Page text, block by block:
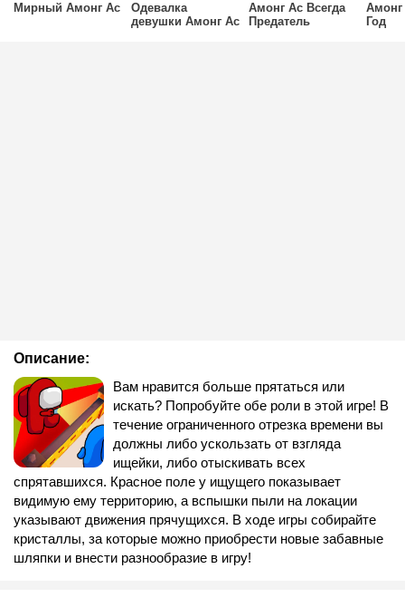
Описание:
Вам нравится больше прятаться или
искать? Попробуйте обе роли в этой игре! В
течение ограниченного отрезка времени вы
должны либо ускользать от взгляда
ищейки, либо отыскивать всех
спрятавшихся. Красное поле у ищущего показывает
видимую ему территорию, а вспышки пыли на локации
указывают движения прячущихся. В ходе игры собирайте
кристаллы, за которые можно приобрести новые забавные
шляпки и внести разнообразие в игру!
Мирный Амонг Ас
Одевалка
девушки Амонг Ас
Амонг Ас Всегда
Предатель
Год